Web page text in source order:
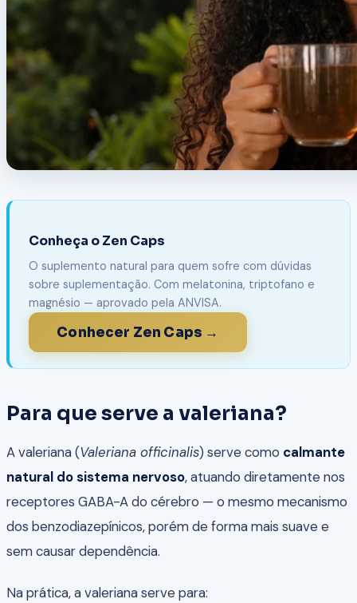
Conheça o Zen Caps
O suplemento natural para quem sofre com dúvidas
sobre suplementação. Com melatonina, triptofano e
magnésio — aprovado pela ANVISA.
Conhecer Zen Caps →
Para que serve a valeriana?
A valeriana (Valeriana officinalis) serve como calmante
natural do sistema nervoso, atuando diretamente nos
receptores GABA-A do cérebro — o mesmo mecanismo
dos benzodiazepínicos, porém de forma mais suave e
sem causar dependência.
Na prática, a valeriana serve para: